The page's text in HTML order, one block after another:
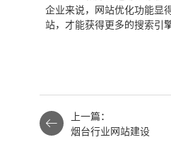
企业来说，网站优化功能显
站，才能获得更多的搜索引
上一篇：
烟台行业网站建设